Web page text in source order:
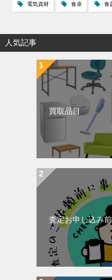
電気資材 食卓 食
人気記事
買取品目
査定お申し込み